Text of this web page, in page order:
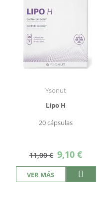
Ysonut
Lipo H
20 cápsulas
11,00 € Precio
especial
9,10 €
VER MÁS